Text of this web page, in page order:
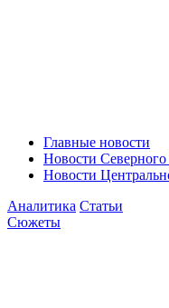
Главные новости
Новости Северного
Новости
Аналитика Статьи
Сюжеты